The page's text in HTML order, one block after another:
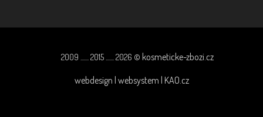
2009 ....... 2015 ....... 2026 © kosmeticke-zbozi.cz
webdesign | websystem | KAO.cz